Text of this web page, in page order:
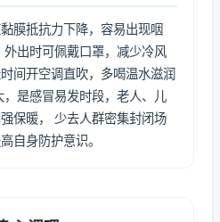
膜抵抗力下降，容易出现咽
出时可佩戴口罩，减少冷风
间开空调直吹，多喝温水滋润
是感冒易发时段，老人、儿
保暖， 少去人群密集封闭场
自身防护意识。